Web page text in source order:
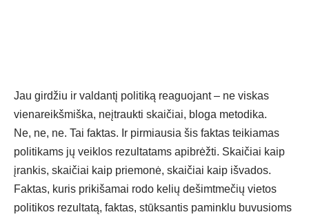
Jau girdžiu ir valdantį politiką reaguojant – ne viskas
vienareikšmiška, neįtraukti skaičiai, bloga metodika.
Ne, ne, ne. Tai faktas. Ir pirmiausia šis faktas teikiamas
politikams jų veiklos rezultatams apibrėžti. Skaičiai kaip
įrankis, skaičiai kaip priemonė, skaičiai kaip išvados.
Faktas, kuris prikišamai rodo kelių dešimtmečių vietos
politikos rezultatą, faktas, stūksantis paminklu buvusioms